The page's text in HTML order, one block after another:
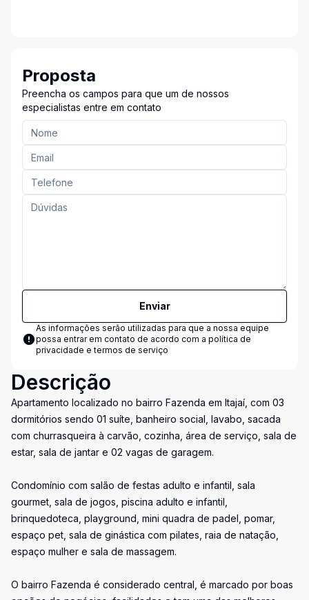
Proposta
Preencha os campos para que um de nossos
especialistas entre em contato
Enviar
As informações serão utilizadas para que a nossa equipe
possa entrar em contato de acordo com a política de
privacidade e termos de serviço
Descrição
Apartamento localizado no bairro Fazenda em Itajaí, com 03
dormitórios sendo 01 suíte, banheiro social, lavabo, sacada
com churrasqueira à carvão, cozinha, área de serviço, sala de
estar, sala de jantar e 02 vagas de garagem.
Condomínio com salão de festas adulto e infantil, sala
gourmet, sala de jogos, piscina adulto e infantil,
brinquedoteca, playground, mini quadra de padel, pomar,
espaço pet, sala de ginástica com pilates, raia de natação,
espaço mulher e sala de massagem.
O bairro Fazenda é considerado central, é marcado por boas